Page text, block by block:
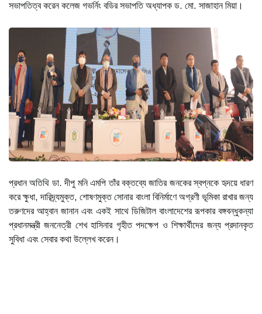
সভাপতিত্ব করেন কলেজ গভর্নিং বডির সভাপতি অধ্যাপক ড. মো. সাজাহান মিয়া।
প্রধান অতিথি ডা. দীপু মনি এমপি তাঁর বক্তব্যে জাতির জনকের স্বপ্নকে হৃদয়ে ধারণ
করে ক্ষুধা, দারিদ্র্যমুক্ত, শোষণমুক্ত সোনার বাংলা বিনির্মাণে অগ্রণী ভূমিকা রাখার জন্য
তরুণদের আহ্বান জানান এবং একই সাথে ডিজিটাল বাংলাদেশের রূপকার বঙ্গবন্ধুকন্যা
প্রধানমন্ত্রী জননেত্রী শেখ হাসিনার গৃহীত পদক্ষেপ ও শিক্ষার্থীদের জন্য প্রদানকৃত
সুবিধা এবং সেবার কথা উল্লেখ করেন।